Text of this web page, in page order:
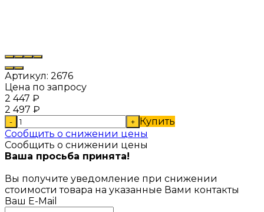
Артикул: 2676
Цена по запросу
2 447 ₽
2 497 ₽
- + Купить
Сообщить о снижении цены
Сообщить о снижении цены
Ваша просьба принята!
Вы получите уведомление при снижении
стоимости товара на указанные Вами контакты
Ваш E-Mail